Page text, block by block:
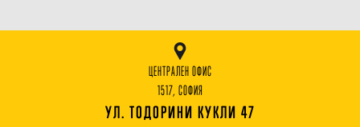
ЦЕНТРАЛЕН ОФИС
1517, СОФИЯ
УЛ. ТОДОРИНИ КУКЛИ 47